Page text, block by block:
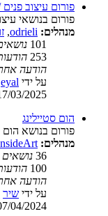
פורום עיצוב
פורום בנושאי
מנהלים: odrieli
,
101
253
הודעה
על ידי eyal
03/2025 - 12:03:12
הום סטיילינג
פורום בנושא הום
מנהלים:
36 נושאים
100
הודעה
על ידי שיר
04/2024 - 14:08:53